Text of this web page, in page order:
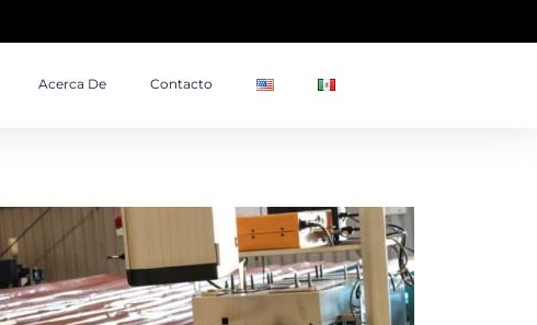
Acerca De Contacto